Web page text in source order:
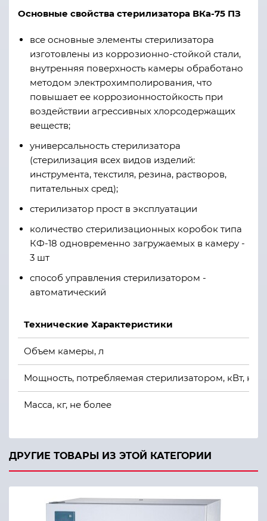
Основные свойства стерилизатора ВКа-75 ПЗ
все основные элементы стерилизатора
изготовлены из коррозионно-стойкой стали,
внутренняя поверхность камеры обработано
методом электрохимполирования, что
повышает ее коррозионностойкость при
воздействии агрессивных хлорсодержащих
веществ;
универсальность стерилизатора
(стерилизация всех видов изделий:
инструмента, текстиля, резина, растворов,
питательных сред);
стерилизатор прост в эксплуатации
количество стерилизационных коробок типа
КФ-18 одновременно загружаемых в камеру -
3 шт
способ управления стерилизатором -
автоматический
Технические Характеристики
Объем камеры, л
Мощность, потребляемая стерилизатором, кВт, не
Масса, кг, не более
Внутренние размеры рабочей камеры, (OxГ) мм
Рабочее давление в парогенераторе и
Предустановленные режимы стерилизации, С
ДРУГИЕ ТОВАРЫ ИЗ ЭТОЙ КАТЕГОРИИ